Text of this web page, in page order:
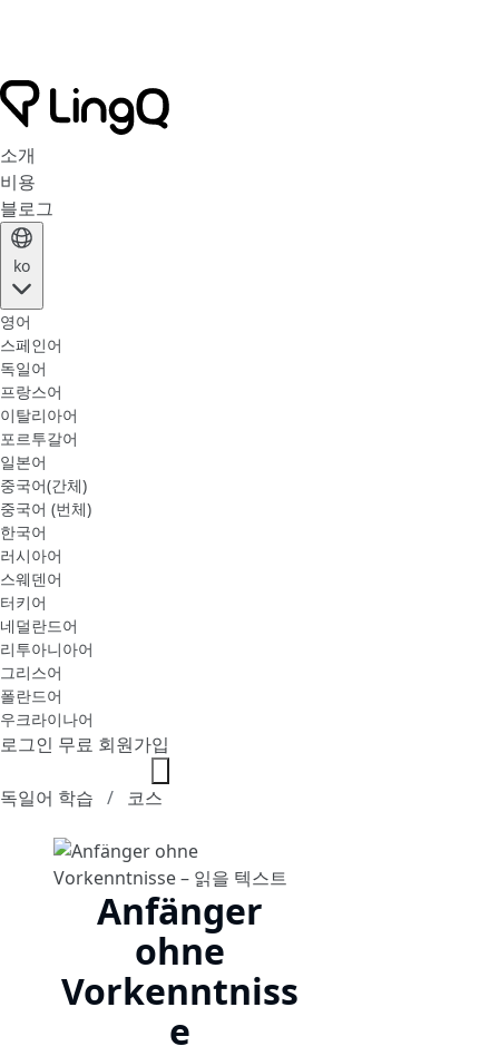
소개
비용
블로그
ko
영어
스페인어
독일어
프랑스어
이탈리아어
포르투갈어
일본어
중국어(간체)
중국어 (번체)
한국어
러시아어
스웨덴어
터키어
네덜란드어
리투아니아어
그리스어
폴란드어
우크라이나어
로그인 무료 회원가입
독일어 학습 코스
Anfänger
ohne
Vorkenntniss
e